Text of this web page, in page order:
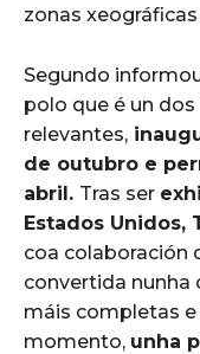
zonas
Segundo
polo que é un
relevantes,
de outubro e
abril. Tras ser
Estados Unidos,
coa colaboración
convertida nunha
máis completas
momento, unha